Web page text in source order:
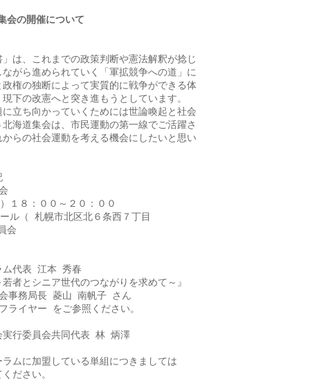
会の開催について
は、これまでの政策判断や憲法解釈が捻じ
がら進められていく「軍拡競争への道」に
権の独断によって実質的に戦争ができる体
下の改憲へと突き進もうとしています。
立ち向かっていくためには世論喚起と社会
海道集会は、市民運動の第一線でご活躍さ
らの社会運動を考える機会にしたいと思い
１８：００～２０：００
ル（ 札幌市北区北６条西７丁目
会
代表 江本 秀春
シニア世代のつながりを求めて～』
局長 菱山 南帆子 さん
をご参照ください。
員会共同代表 林 炳澤
加盟している単組につきましては
さい。